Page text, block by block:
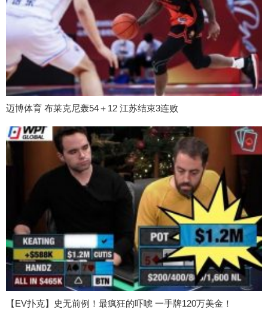
迈博体育 布莱克尼轰54＋12 江苏结束3连败
【EV扑克】史无前例！最疯狂的吓唬 一手牌120万美金！